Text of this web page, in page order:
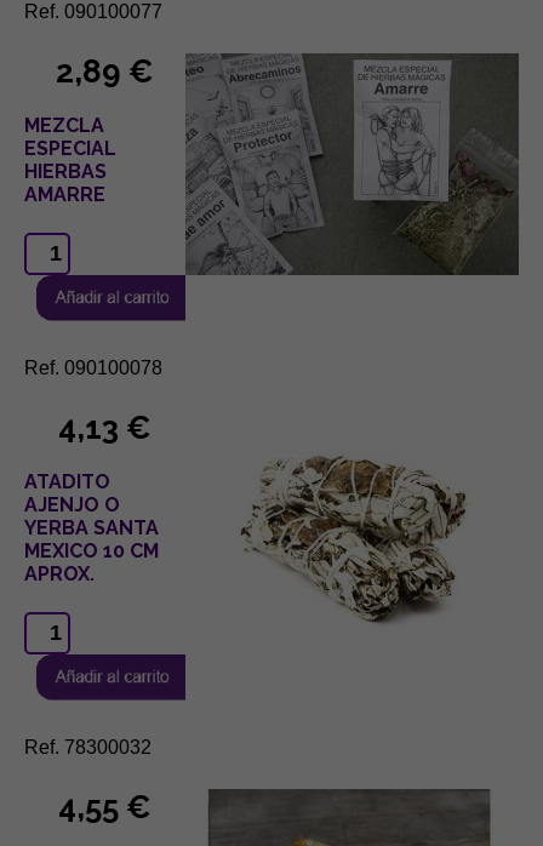
Ref. 090100077
2,89 €
MEZCLA
ESPECIAL
HIERBAS
AMARRE
Ref. 090100078
4,13 €
ATADITO
AJENJO O
YERBA SANTA
MEXICO 10 CM
APROX.
Ref. 78300032
4,55 €